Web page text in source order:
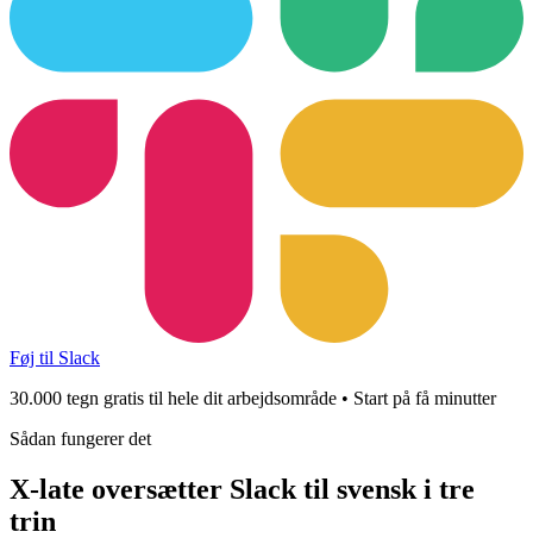
Føj til Slack
30.000 tegn gratis til hele dit arbejdsområde • Start på få minutter
Sådan fungerer det
X-late oversætter Slack til svensk i tre
trin